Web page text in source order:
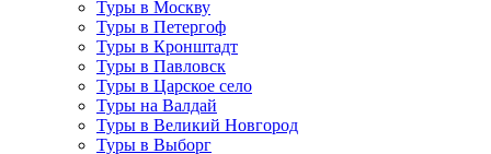
Туры в Москву
Туры в Петергоф
Туры в Кронштадт
Туры в Павловск
Туры в Царское село
Туры на Валдай
Туры в Великий Новгород
Туры в Выборг